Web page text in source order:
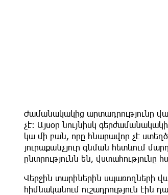
Ժամանակակից արտադրությունը
չէ։ Այսօր նույնիսկ
կա մի բան, որը հնարավոր չէ
յուրաքանչյուր գնման հետևում
ընտրությունն են,
Վերջին տարիներին սպառողների
հիմնականում ուշադրություն